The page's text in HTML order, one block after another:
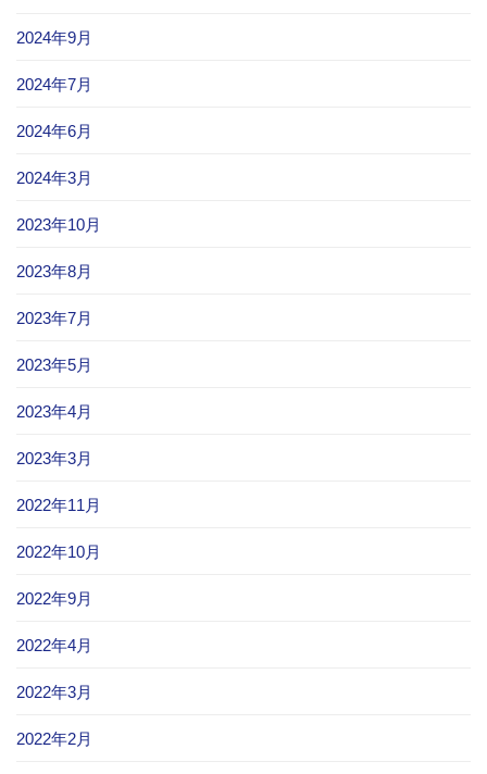
2024年9月
2024年7月
2024年6月
2024年3月
2023年10月
2023年8月
2023年7月
2023年5月
2023年4月
2023年3月
2022年11月
2022年10月
2022年9月
2022年4月
2022年3月
2022年2月